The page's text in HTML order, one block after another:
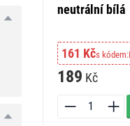
neutrální bílá
161 Kčs kódem:
189 Kč